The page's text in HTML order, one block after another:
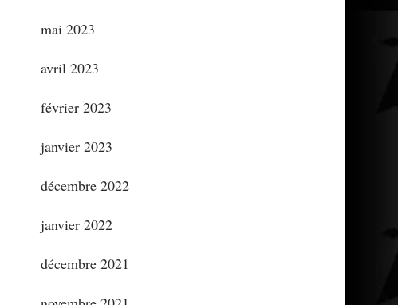
mai 2023
avril 2023
février 2023
janvier 2023
décembre 2022
janvier 2022
décembre 2021